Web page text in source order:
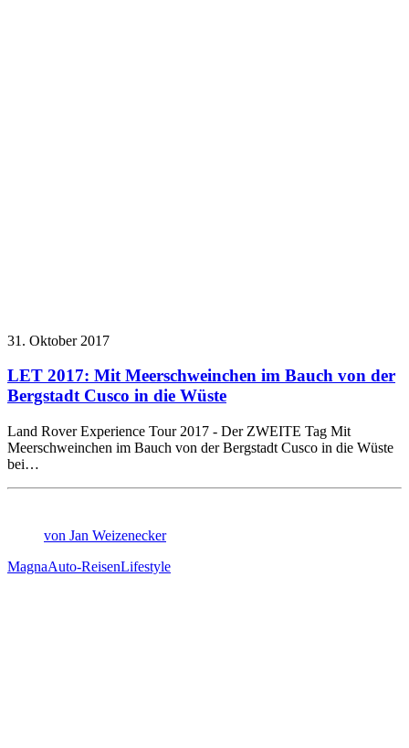
31. Oktober 2017
LET 2017: Mit Meerschweinchen im Bauch von der
Bergstadt Cusco in die Wüste
Land Rover Experience Tour 2017 - Der ZWEITE Tag Mit
Meerschweinchen im Bauch von der Bergstadt Cusco in die Wüste
bei…
von Jan Weizenecker
MagnaAuto-ReisenLifestyle